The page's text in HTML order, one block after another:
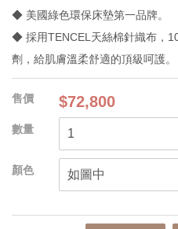
◆ 美國綠色環保床墊第一品牌。
◆ 採用TENCEL天絲棉針織布，
劑，給肌膚溫柔舒適的頂級呵護。
$72,800